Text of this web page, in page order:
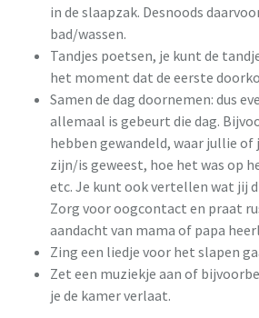
in de slaapzak. Desnoods
bad/wassen.
Tandjes poetsen, je kunt de
het moment dat de eerste
Samen de dag doornemen: dus
allemaal is gebeurt die dag.
hebben gewandeld, waar jullie of
zijn/is geweest, hoe het was op
etc. Je kunt ook vertellen wat jij
Zorg voor oogcontact en praat
aandacht van mama of papa
Zing een liedje voor het slapen
Zet een muziekje aan of
je de kamer verlaat.